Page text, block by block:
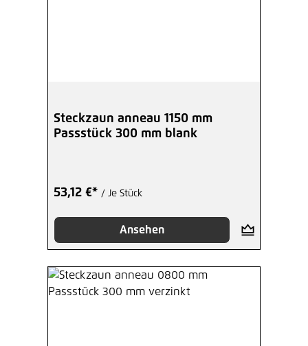
Steckzaun anneau 1150 mm
Passstück 300 mm blank
53,12 €* / Je Stück
Ansehen